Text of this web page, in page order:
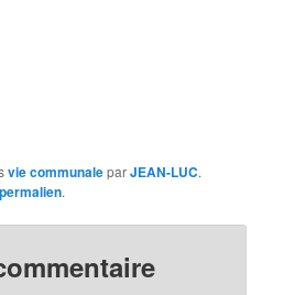
vie communaleparJEAN-LUC.
permalien.